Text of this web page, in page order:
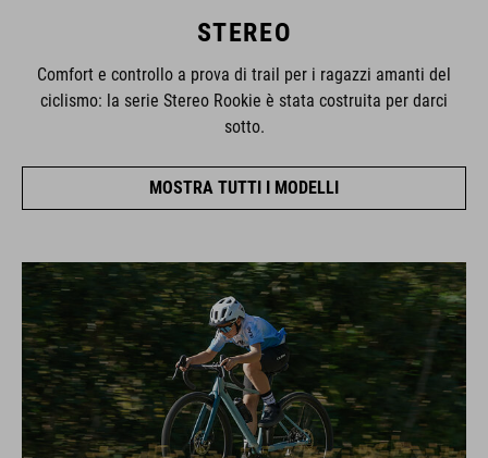
STEREO
Comfort e controllo a prova di trail per i ragazzi amanti del
ciclismo: la serie Stereo Rookie è stata costruita per darci
sotto.
MOSTRA TUTTI I MODELLI